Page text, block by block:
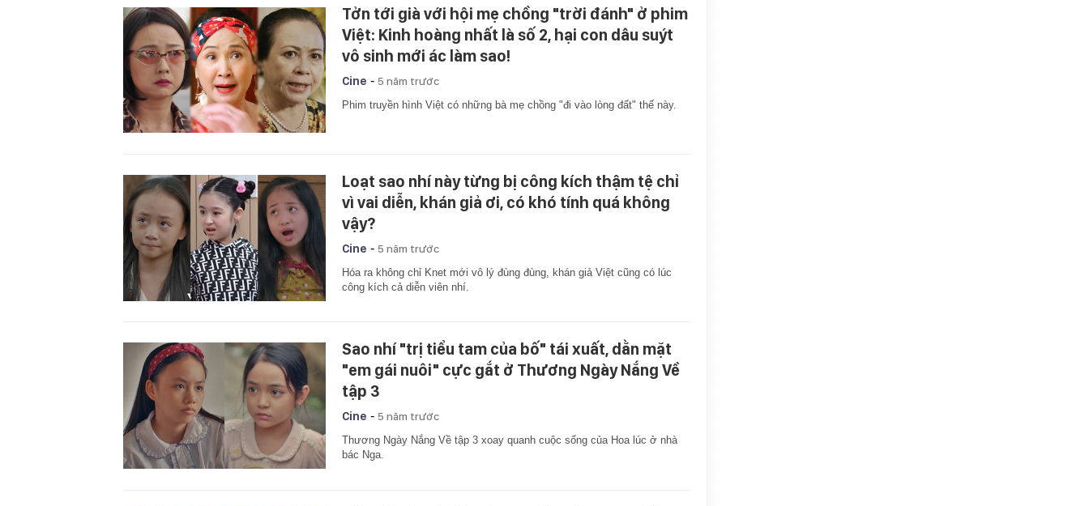
Tởn tới già với hội mẹ chồng "trời đánh" ở phim
Việt: Kinh hoàng nhất là số 2, hại con dâu suýt
vô sinh mới ác làm sao!
Cine - 5 năm trước
Phim truyền hình Việt có những bà mẹ chồng "đi vào lòng đất" thế này.
Loạt sao nhí này từng bị công kích thậm tệ chỉ
vì vai diễn, khán giả ơi, có khó tính quá không
vậy?
Cine - 5 năm trước
Hóa ra không chỉ Knet mới vô lý đùng đùng, khán giả Việt cũng có lúc
công kích cả diễn viên nhí.
Sao nhí "trị tiểu tam của bố" tái xuất, dằn mặt
"em gái nuôi" cực gắt ở Thương Ngày Nắng Về
tập 3
Cine - 5 năm trước
Thương Ngày Nắng Về tập 3 xoay quanh cuộc sống của Hoa lúc ở nhà
bác Nga.